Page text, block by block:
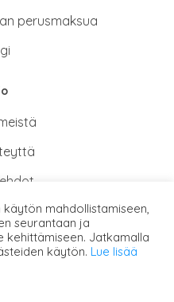
perusmaksua
mahdollistamiseen,
seurantaan ja
kehittämiseen. Jatkamalla
käytön. Lue lisää